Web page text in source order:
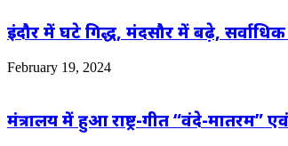
इंदौर में घटे गिद्ध, मंदसौर में बढ़े,
February 19, 2024
मंत्रालय में हुआ राष्ट्र-गीत “वंदे-मातरम”